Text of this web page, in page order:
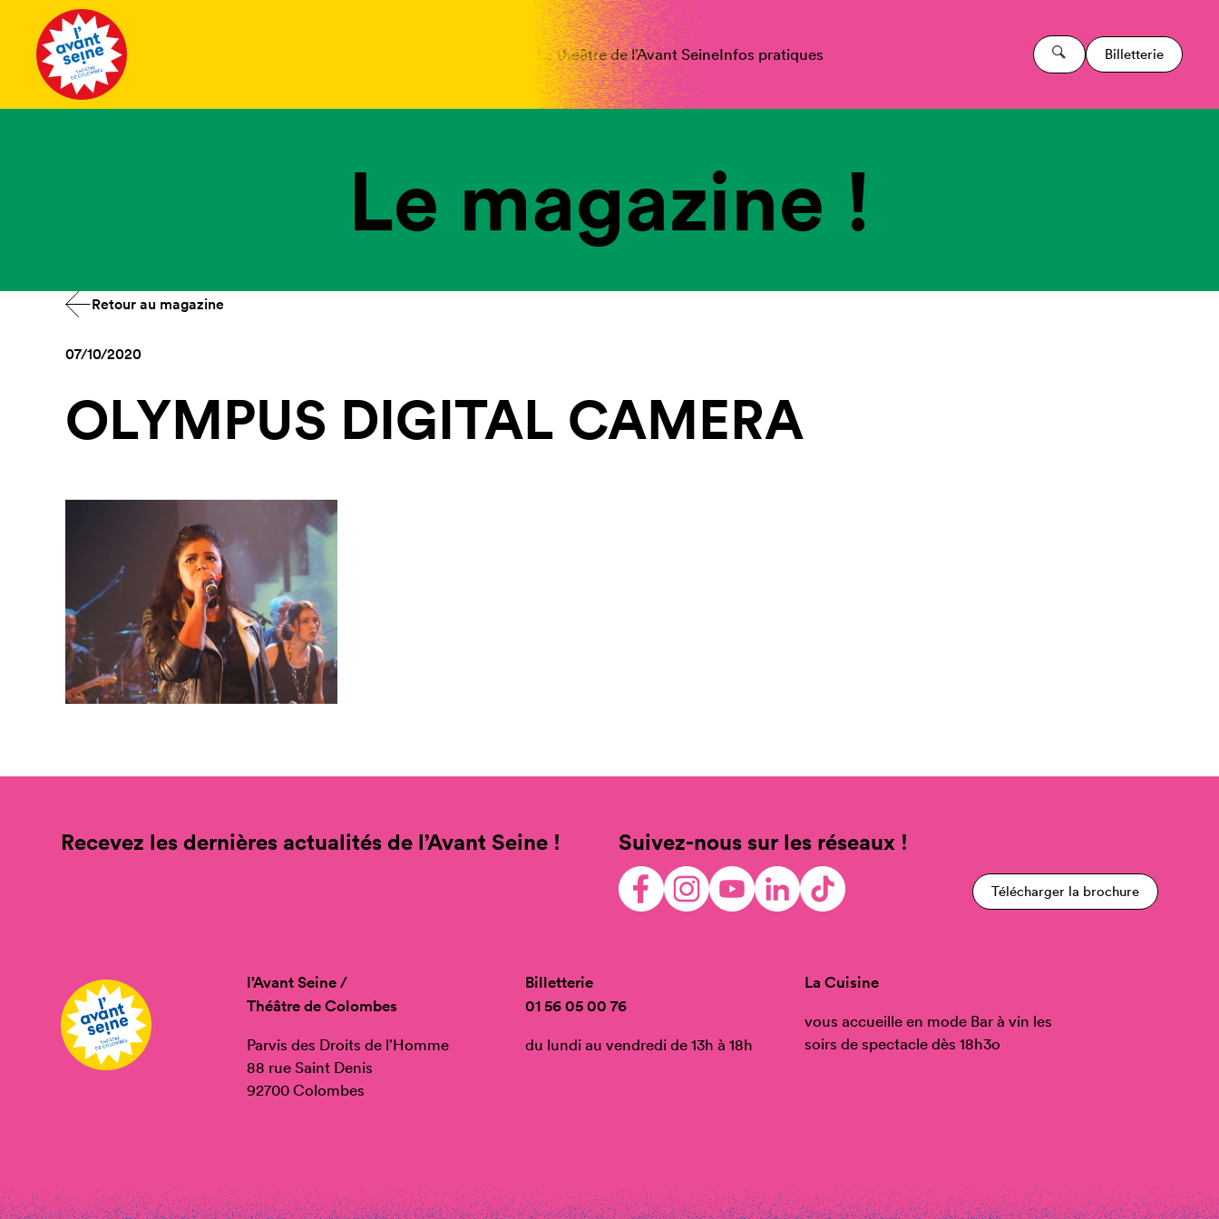
Le théâtre de l’Avant SeineInfos pratiques Billetterie
Le magazine !
Retour au magazine
07/10/2020
OLYMPUS DIGITAL CAMERA
Recevez les dernières actualités de l’Avant Seine ! Suivez-nous sur les réseaux !
Télécharger la brochure
l’Avant Seine /
Théâtre de Colombes
Parvis des Droits de l’Homme
88 rue Saint Denis
92700 Colombes
Billetterie
01 56 05 00 76
du lundi au vendredi de 13h à 18h
La Cuisine
vous accueille en mode Bar à vin les
soirs de spectacle dès 18h3o